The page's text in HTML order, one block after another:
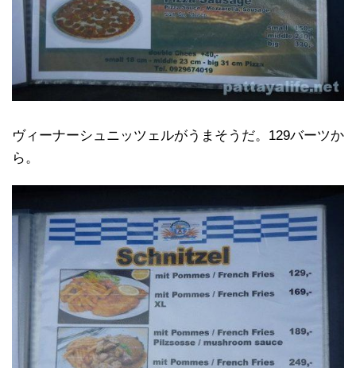
ヴィーナーシュニッツェルがうまそうだ。129バーツか
ら。